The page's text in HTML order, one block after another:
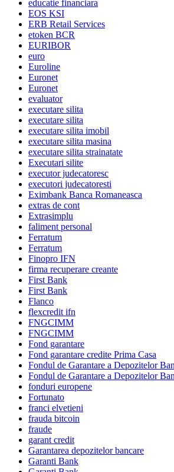
educatie financiara
EOS KSI
ERB Retail Services
etoken BCR
EURIBOR
euro
Euroline
Euronet
Euronet
evaluator
executare silita
executare silita
executare silita imobil
executare silita masina
executare silita strainatate
Executari silite
executor judecatoresc
executori judecatoresti
Eximbank Banca Romaneasca
extras de cont
Extrasimplu
faliment personal
Ferratum
Ferratum
Finopro IFN
firma recuperare creante
First Bank
First Bank
Flanco
flexcredit ifn
FNGCIMM
FNGCIMM
Fond garantare
Fond garantare credite Prima Casa
Fondul de Garantare a Depozitelor
Fondul de Garantare a Depozitelor
fonduri europene
Fortunato
franci elvetieni
frauda bitcoin
fraude
garant credit
Garantarea depozitelor bancare
Garanti Bank